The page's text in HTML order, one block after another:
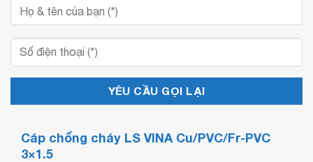
Cáp chống cháy LS VINA Cu/PVC/Fr-PVC
3×1.5